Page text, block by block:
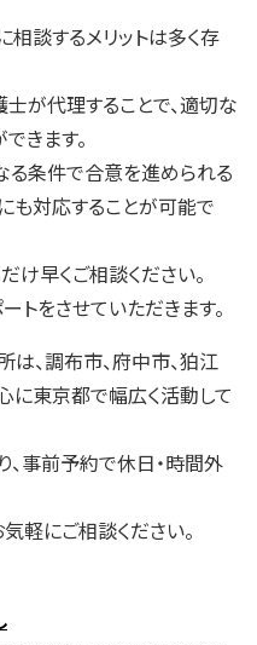
相談するメリットは多く存
が代理することで、適切な
きます。
る条件で合意を進められる
も対応することが可能で
け早くご相談ください。
をさせていただきます。
、調布市、府中市、狛江
に東京都で幅広く活動して
事前予約で休日・時間外
軽にご相談ください。